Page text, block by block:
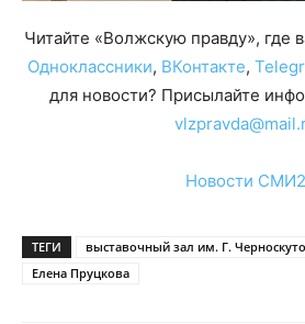
Читайте «Волжскую правду», где
Одноклассники, ВКонтакте,
для новости? Присылайте
Новости СМИ2
ТЕГИ выставочный зал им. Г.
Елена Пруцкова